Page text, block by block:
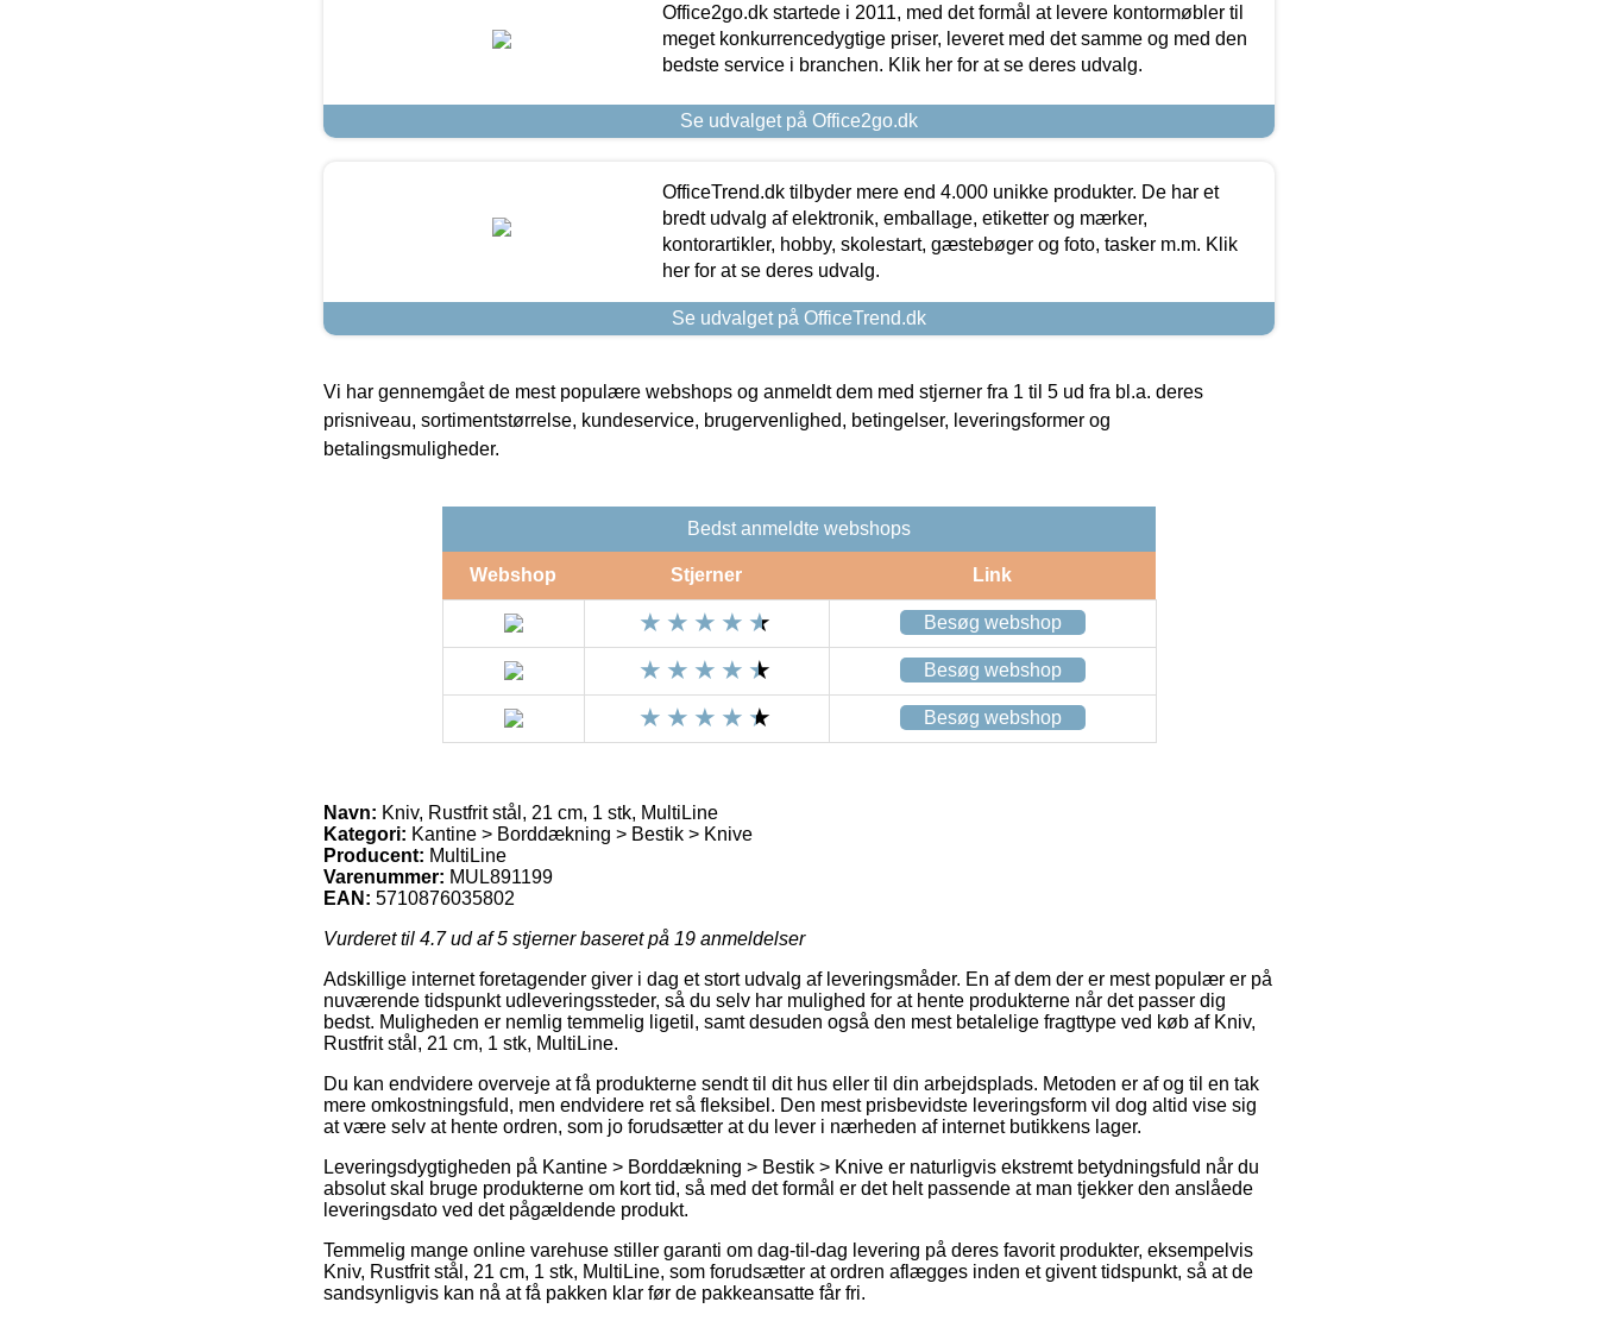
Office2go.dk startede i 2011, med det formål at levere kontormøbler til
meget konkurrencedygtige priser, leveret med det samme og med den
bedste service i branchen. Klik her for at se deres udvalg.
Se udvalget på Office2go.dk
OfficeTrend.dk tilbyder mere end 4.000 unikke produkter. De har et
bredt udvalg af elektronik, emballage, etiketter og mærker,
kontorartikler, hobby, skolestart, gæstebøger og foto, tasker m.m. Klik
her for at se deres udvalg.
Se udvalget på OfficeTrend.dk
Vi har gennemgået de mest populære webshops og anmeldt dem med stjerner fra 1 til 5 ud fra bl.a. deres
prisniveau, sortimentstørrelse, kundeservice, brugervenlighed, betingelser, leveringsformer og
betalingsmuligheder.
Bedst anmeldte webshops
Webshop Stjerner Link
Besøg webshop
Besøg webshop
Besøg webshop
Navn: Kniv, Rustfrit stål, 21 cm, 1 stk, MultiLine
Kategori: Kantine > Borddækning > Bestik > Knive
Producent: MultiLine
Varenummer: MUL891199
EAN: 5710876035802
Vurderet til 4.7ud af 5 stjerner baseret på 19 anmeldelser
Adskillige internet foretagender giver i dag et stort udvalg af leveringsmåder. En af dem der er mest populær er på
nuværende tidspunkt udleveringssteder, så du selv har mulighed for at hente produkterne når det passer dig
bedst. Muligheden er nemlig temmelig ligetil, samt desuden også den mest betalelige fragttype ved køb af Kniv,
Rustfrit stål, 21 cm, 1 stk, MultiLine.
Du kan endvidere overveje at få produkterne sendt til dit hus eller til din arbejdsplads. Metoden er af og til en tak
mere omkostningsfuld, men endvidere ret så fleksibel. Den mest prisbevidste leveringsform vil dog altid vise sig
at være selv at hente ordren, som jo forudsætter at du lever i nærheden af internet butikkens lager.
Leveringsdygtigheden på Kantine > Borddækning > Bestik > Knive er naturligvis ekstremt betydningsfuld når du
absolut skal bruge produkterne om kort tid, så med det formål er det helt passende at man tjekker den anslåede
leveringsdato ved det pågældende produkt.
Temmelig mange online varehuse stiller garanti om dag-til-dag levering på deres favorit produkter, eksempelvis
Kniv, Rustfrit stål, 21 cm, 1 stk, MultiLine, som forudsætter at ordren aflægges inden et givent tidspunkt, så at de
sandsynligvis kan nå at få pakken klar før de pakkeansatte får fri.